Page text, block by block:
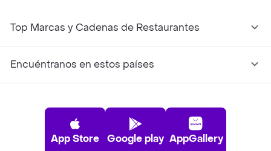
Top Marcas y Cadenas de Restaurantes
Encuéntranos en estos países
App Store Google play AppGallery